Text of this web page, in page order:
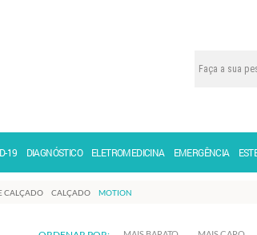
19 DIAGNÓSTICO ELETROMEDICINA EMERGÊNCIA
CALÇADO CALÇADO MOTION